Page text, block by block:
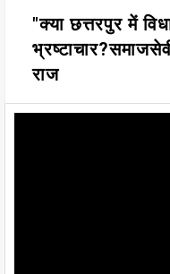
"क्या छत्तरपुर में
राज